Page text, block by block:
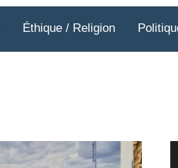
Éthique / Religion